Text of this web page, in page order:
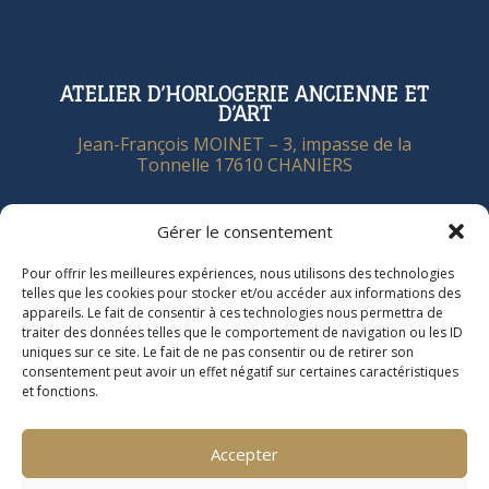
Gérer le consentement
Pour offrir les meilleures expériences, nous utilisons des technologies
telles que les cookies pour stocker et/ou accéder aux informations des
appareils. Le fait de consentir à ces technologies nous permettra de
traiter des données telles que le comportement de navigation ou les ID
uniques sur ce site. Le fait de ne pas consentir ou de retirer son
consentement peut avoir un effet négatif sur certaines caractéristiques
et fonctions.
Accepter
ATELIER D’HORLOGERIE ANCIENNE ET
D’ART
Jean-François MOINET – 3, impasse de la
Tonnelle 17610 CHANIERS
Contactez-nous !